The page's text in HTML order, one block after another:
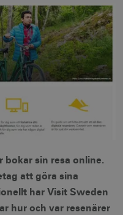
bokar sin resa online.
att göra sina
har Visit Sweden
hur och var resenärer